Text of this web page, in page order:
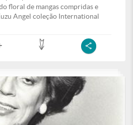
floral de mangas compridas e
Angel coleção International